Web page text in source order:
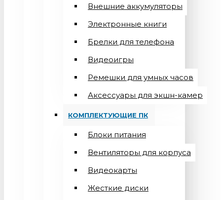
Внешние аккумуляторы
Электронные книги
Брелки для телефона
Видеоигры
Ремешки для умных часов
Аксессуары для экшн-камер
КОМПЛЕКТУЮЩИЕ ПК
Блоки питания
Вентиляторы для корпуса
Видеокарты
Жесткие диски